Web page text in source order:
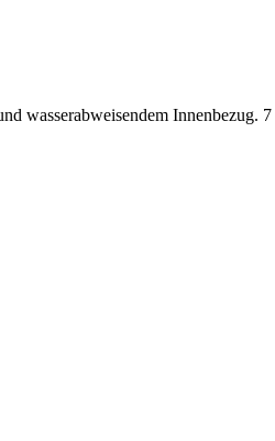
wasserabweisendem Innenbezug.